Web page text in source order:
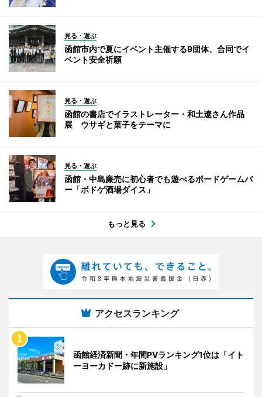
見る・遊ぶ
函館市内で夏にイベント主催する9団体、合同でイ
ベント安全祈願
見る・遊ぶ
函館の書店でイラストレーター・和土遼さん作品
展 ウサギと菓子をテーマに
見る・遊ぶ
函館・中島廉売に初心者でも遊べるボードゲームバ
ー「ボドゲ酒場ダイス」
もっと見る
アクセスランキング
函館経済新聞・年間PVランキング1位は「イト
ーヨーカドー跡に新施設」